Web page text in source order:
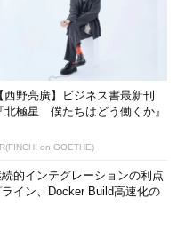
【西野亮廣】ビジネス書最新刊
『北極星 僕たちはどう働くか』
on GOETHE)
的インテグレーションの利点
イン、Docker Build高速化の